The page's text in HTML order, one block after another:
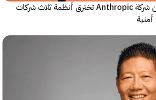
نماذج Claude AI من شركة Anthropic تخترق أنظمة ثلاث شركات